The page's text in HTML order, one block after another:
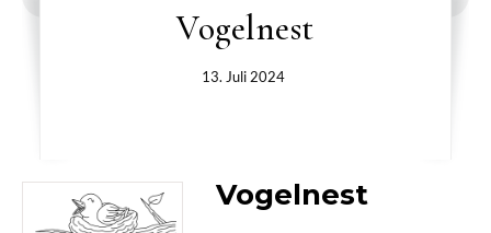
Vogelnest
13. Juli 2024
Vogelnest